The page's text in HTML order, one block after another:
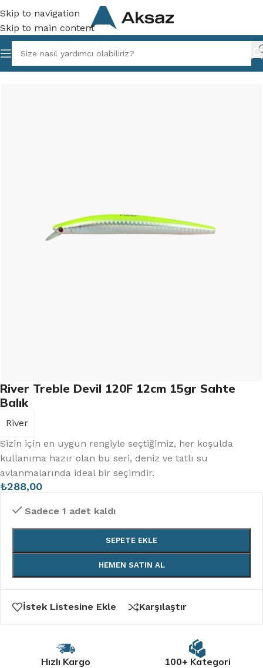
Skip to navigation
Skip to main content
/ Vibrasyon ve Maket Yemler Suni ve Maket Yemler
River Treble Devil 120F 12cm 15gr Sahte
Balık
River
Sizin için en uygun rengiyle seçtiğimiz, her koşulda
kullanıma hazır olan bu seri, deniz ve tatlı su
avlanmalarında ideal bir seçimdir.
₺288,00
Sadece 1 adet kaldı
SEPETE EKLE
HEMEN SATIN AL
İstek Listesine Ekle Karşılaştır
Hızlı Kargo 100+ Kategori